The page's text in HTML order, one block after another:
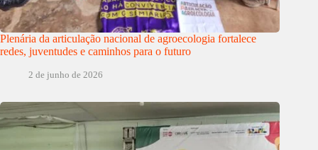
Plenária da articulação nacional de agroecologia fortalece
redes, juventudes e caminhos para o futuro
2 de junho de 2026